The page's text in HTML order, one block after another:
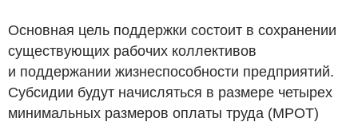
Основная цель поддержки состоит в сохранении
существующих рабочих коллективов
и поддержании жизнеспособности предприятий.
Субсидии будут начисляться в размере четырех
минимальных размеров оплаты труда (МРОТ)